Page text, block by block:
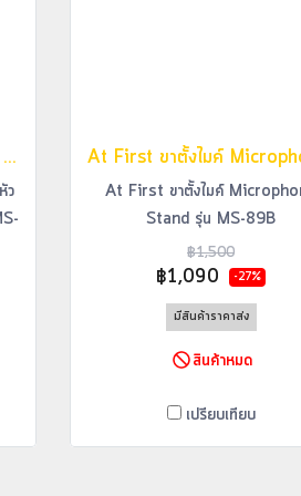
At First Microphone Stand 2 หัว ขาตั้งไมค์ พร้อมคอจับไมค์ 2 ตัว รุ่น MS-70B
ว
At First ขาตั้งไมค์
Stand รุ่น MS-89B
฿1,500
฿1,090 -27%
มีสินค้าราคาส่ง
สินค้าหมด
เปรียบเทียบ